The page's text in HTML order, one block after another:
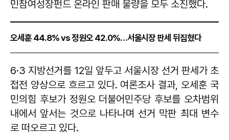
민참여성장펀드 온라인 판매 물량을 모두 소진했다.
오세훈 44.8% vs 정원오 42.0%…서울시장 판세 뒤집혔다
6·3 지방선거를 12일 앞두고 서울시장 선거 판세가 초
접전 양상으로 흐르고 있다. 여론조사 결과, 오세훈 국
민의힘 후보가 정원오 더불어민주당 후보를 오차범위
내에서 앞서는 것으로 나타나며 선거 막판 최대 변수
로 떠오르고 있다.